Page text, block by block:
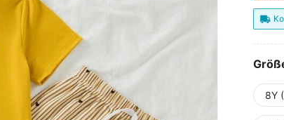
8Y